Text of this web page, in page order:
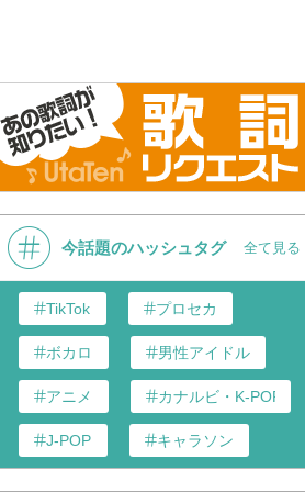
歌】ラバウル海軍航空
Naval Air
kaigun kōkū-tai) -
Military Song
ラバウル海軍航空隊
今話題のハッシュタグ 全て見る
TikTok プロセカ
ボカロ 男性アイドル
アニメ カナルビ・K-POP和訳
J-POP キャラソン